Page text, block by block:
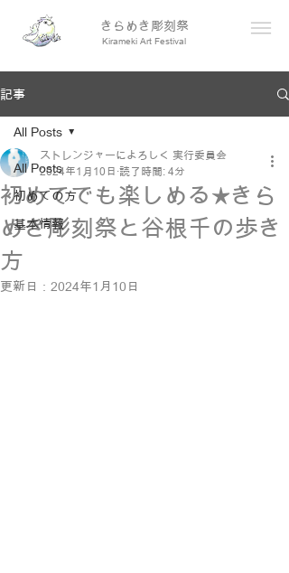
きらめき彫刻祭
​Kirameki Art Festival
記事
All Posts
初めての方
基本情報
All Posts
初めてでも楽しめる★きら
めき彫刻祭と谷根千の歩き
方
ストレンジャーによろしく 実行委員会
2024年1月10日 読了時間: 4分
更新日： 2024年1月10日